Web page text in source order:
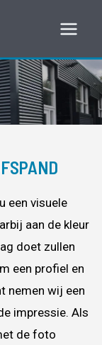
een visuele
aan de kleur
doet zullen
een profiel en
nemen wij een
impressie. Als
de foto